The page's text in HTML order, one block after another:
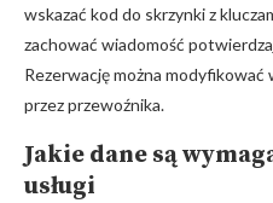
wskazać kod do skrzynki z
zachować wiadomość
Rezerwację można modyfikować
przez przewoźnika.
Jakie dane są
usługi